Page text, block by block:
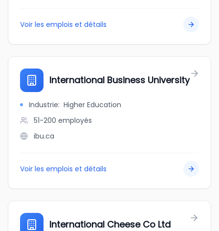
Voir les emplois et détails
International Business University
Industrie: Higher Education
51-200 employés
ibu.ca
Voir les emplois et détails
International Cheese Co Ltd